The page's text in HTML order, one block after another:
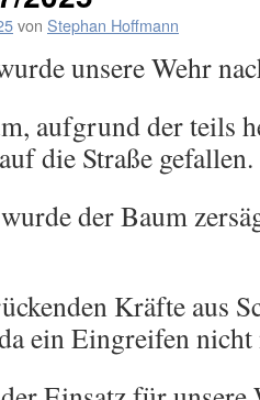
von Stephan Hoffmann
unsere Wehr
aufgrund der teils
die Straße gefallen.
der Baum
Kräfte aus
ein Eingreifen